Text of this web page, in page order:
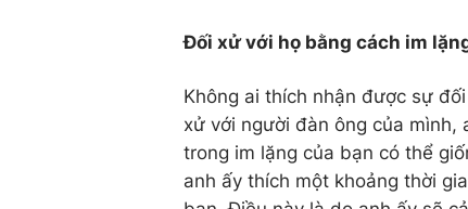
Đối xử với họ bằng cách im
Không ai thích nhận được sự
xử với người đàn ông của
trong im lặng của bạn có thể
anh ấy thích một khoảng thời